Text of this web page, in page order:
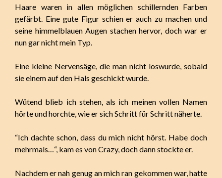
Haare waren in allen möglichen schillernden Farben
gefärbt. Eine gute Figur schien er auch zu machen und
seine himmelblauen Augen stachen hervor, doch war er
nun gar nicht mein Typ.
Eine kleine Nervensäge, die man nicht loswurde, sobald
sie einem auf den Hals geschickt wurde.
Wütend blieb ich stehen, als ich meinen vollen Namen
hörte und horchte, wie er sich Schritt für Schritt näherte.
“Ich dachte schon, dass du mich nicht hörst. Habe doch
mehrmals…“, kam es von Crazy, doch dann stockte er.
Nachdem er nah genug an mich ran gekommen war, hatte